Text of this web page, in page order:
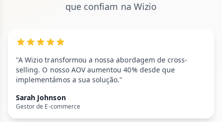
que confiam na Wizio
"A Wizio transformou a nossa abordagem de cross-
selling. O nosso AOV aumentou 40% desde que
implementámos a sua solução."
Sarah Johnson
Gestor de E-commerce